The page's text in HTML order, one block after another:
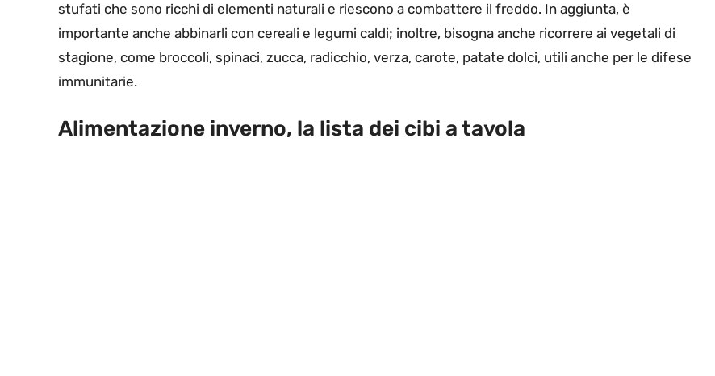
stufati che sono ricchi di elementi naturali e riescono a combattere il freddo. In aggiunta, è
importante anche abbinarli con cereali e legumi caldi; inoltre, bisogna anche ricorrere ai vegetali di
stagione, come broccoli, spinaci, zucca, radicchio, verza, carote, patate dolci, utili anche per le difese
immunitarie.
Alimentazione inverno, la lista dei cibi a tavola